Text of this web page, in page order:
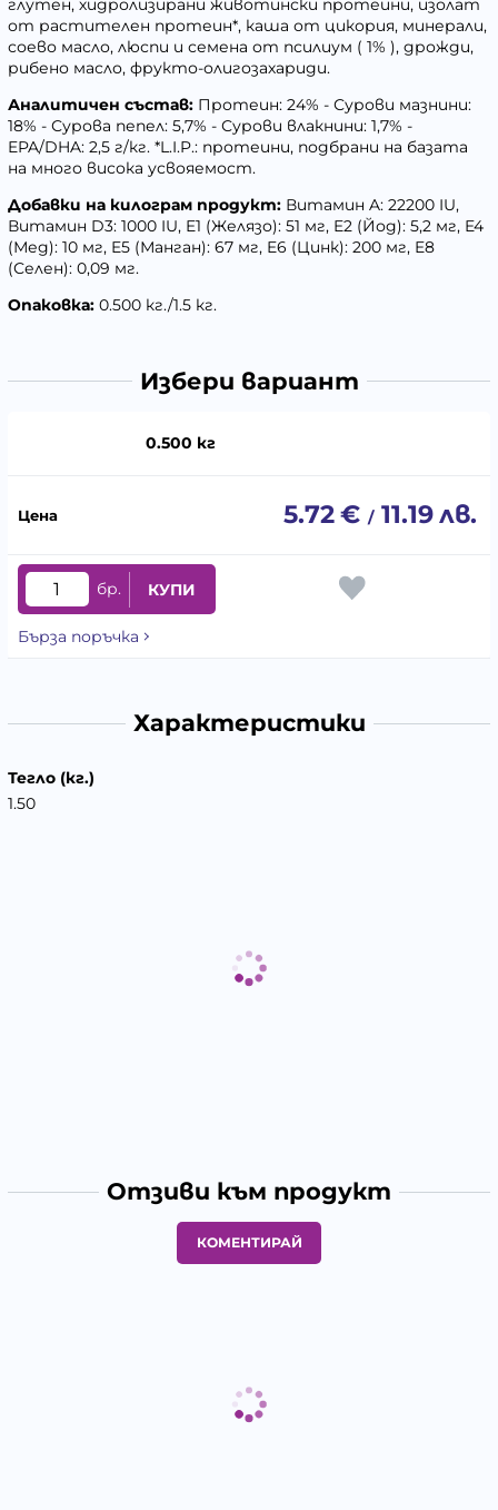
глутен, хидролизирани животински протеини, изолат
от растителен протеин*, каша от цикория, минерали,
соево масло, люспи и семена от псилиум ( 1% ), дрожди,
рибено масло, фрукто-олигозахариди.
Аналитичен състав: Протеин: 24% - Сурови мазнини:
18% - Сурова пепел: 5,7% - Сурови влакнини: 1,7% -
EPA/DHA: 2,5 г/кг. *L.I.P.: протеини, подбрани на базата
на много висока усвояемост.
Добавки на килограм продукт: Витамин A: 22200 IU,
Витамин D3: 1000 IU, E1 (Желязо): 51 мг, E2 (Йод): 5,2 мг, E4
(Мед): 10 мг, E5 (Манган): 67 мг, E6 (Цинк): 200 мг, E8
(Селен): 0,09 мг.
Опаковка: 0.500 кг./1.5 кг.
Избери вариант
0.500 кг
5.72€ / 11.19лв.
бр. КУПИ
Бърза поръчка
Характеристики
Тегло (кг.)
1.50
Отзиви към продукт
КОМЕНТИРАЙ